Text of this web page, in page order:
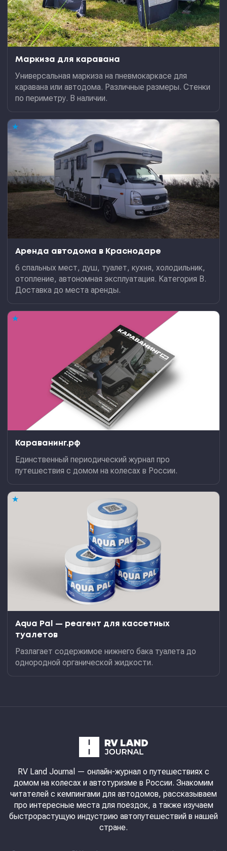
Маркиза для каравана
Универсальная маркиза на пневмокаркасе для
каравана или автодома. Различные размеры. Стенки
по периметру. В наличии.
★
Аренда автодома в Краснодаре
6 спальных мест, душ, туалет, кухня, холодильник,
отопление, автономная эксплуатация. Категория В.
Доставка до места аренды.
★
Караванинг.рф
Единственный периодический журнал про
путешествия с домом на колесах в России.
★
Aqua Pal — pеагент для кассетных
туалетов
Разлагает содержимое нижнего бака туалета до
однородной органической жидкости.
RV Land Journal — онлайн-журнал о путешествиях с
домом на колесах и автотуризме в России. Знакомим
читателей с кемпингами для автодомов, рассказываем
про интересные места для поездок, а также изучаем
быстрорастущую индустрию автопутешествий в нашей
стране.